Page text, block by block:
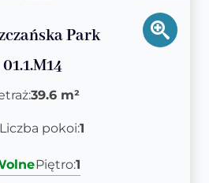
Park
01.1.M14
39.6 m²
Liczba pokoi:1
Piętro:1